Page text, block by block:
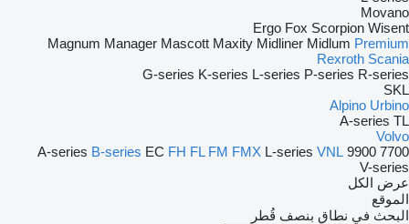
Movano
Ergo Fox Scorpion Wisent
Magnum Manager Mascott Maxity Midliner Midlum Premium
Rexroth Scania
G-series K-series L-series P-series R-series
SKL
Alpino Urbino
A-series TL
Volvo
7700
9900
A-series B-series EC FH FL FM FMX L-series VNL
V-series
عرض الكل
الموقع
البحث في نطاق بنصف قُطر